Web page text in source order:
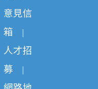
意見信
箱 |
人才招
募 |